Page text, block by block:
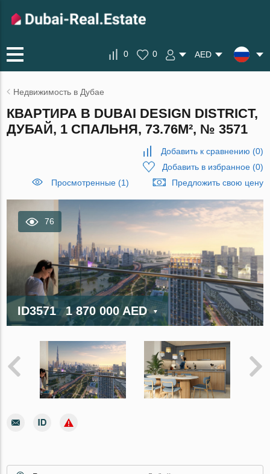
0 0 AED
Недвижимость в Дубае
КВАРТИРА В DUBAI DESIGN DISTRICT,
ДУБАЙ, 1 СПАЛЬНЯ, 73.76М², № 3571
Добавить к сравнению (0)
Добавить в избранное(0)
Просмотренные (1)
Предложить свою цену
76
ID3571 1 870 000 AED